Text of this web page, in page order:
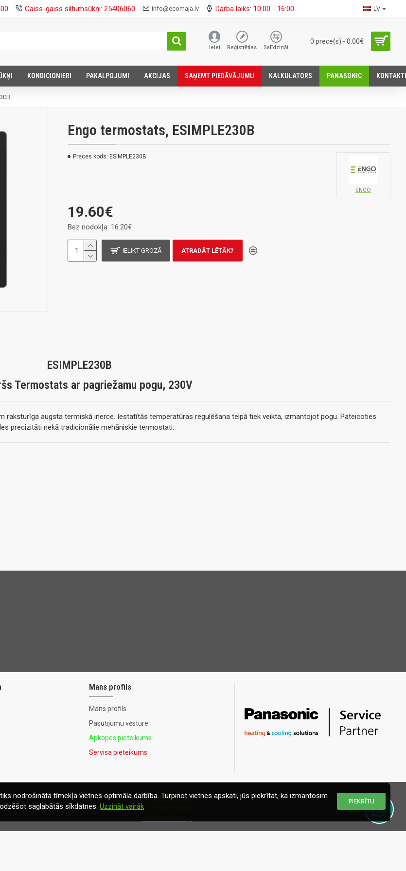
Gaiss-gaiss siltumsūkņi: 25406060 info@ecomaja.lv Darba laiks: 10:00 - 16:00 LV
Ieiet Reģistrēties Salīdzināt
0 prece(s) - 0.00€
KONDICIONIERI PAKALPOJUMI AKCIJAS SАŅEMT PIEDĀVĀJUMU KALKULATORS PANASONIC KONTAKTI
Engo termostats, ESIMPLE230B
Preces kods: ESIMPLE230B
ENGO
19.60€
Bez nodokļa: 16.20€
IELIKT GROZĀ ATRADĀT LĒTĀK?
ESIMPLE230B
Termostats ar pagriežamu pogu, 230V
raksturīga augsta termiskā inerce. Iestatītās temperatūras regulēšana telpā tiek veikta, izmantojot pogu. Pateicoties
precizitāti nekā tradicionālie mehāniskie termostati.
Mans profils
Mans profils
Pasūtījumu vēsture
Apkopes pieteikums
Servisa pieteikums
PIEKRĪTU
nodrošināta tīmekļa vietnes optimāla darbība. Turpinot vietnes apskati, jūs piekrītat, ka izmantosim
saglabātās sīkdatnes. Uzzināt vairāk